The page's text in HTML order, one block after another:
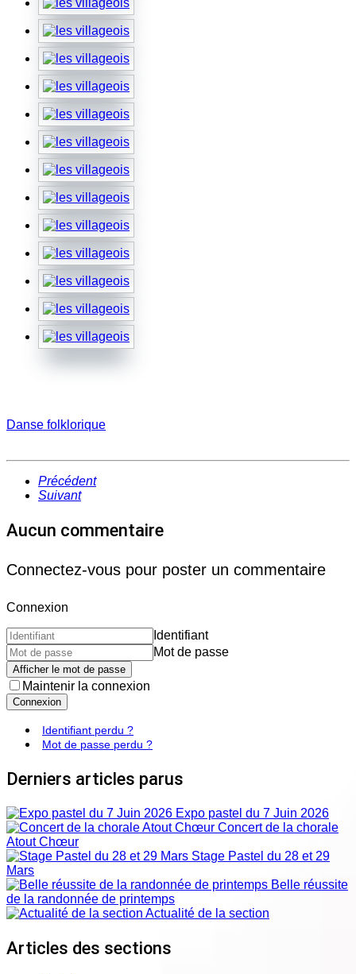
Danse folklorique
Précédent
Suivant
Aucun commentaire
Connectez-vous pour poster un commentaire
Connexion
Identifiant
Mot de passe
Afficher le mot de passe
Maintenir la connexion
Connexion
Identifiant perdu ?
Mot de passe perdu ?
Derniers articles parus
Expo pastel du 7 Juin 2026
Concert de la chorale
Atout Chœur
Stage Pastel du 28 et 29
Mars
Belle réussite
de la randonnée de printemps
Actualité de la section
Articles des sections